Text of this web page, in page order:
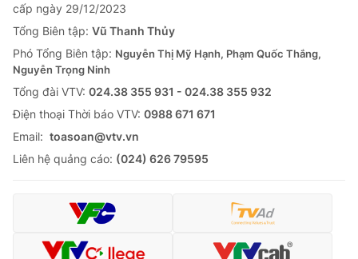
cấp ngày 29/12/2023
Tổng Biên tập: Vũ Thanh Thủy
Phó Tổng Biên tập: Nguyễn Thị Mỹ Hạnh, Phạm Quốc Thắng,
Nguyễn Trọng Ninh
Tổng đài VTV: 024.38 355 931 - 024.38 355 932
Ðiện thoại Thời báo VTV: 0988 671 671
Email: toasoan@vtv.vn
Liên hệ quảng cáo: (024) 626 79595